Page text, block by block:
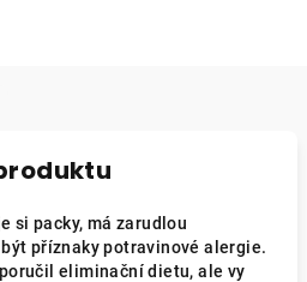
si packy, má zarudlou
příznaky potravinové alergie.
eliminační dietu, ale vy